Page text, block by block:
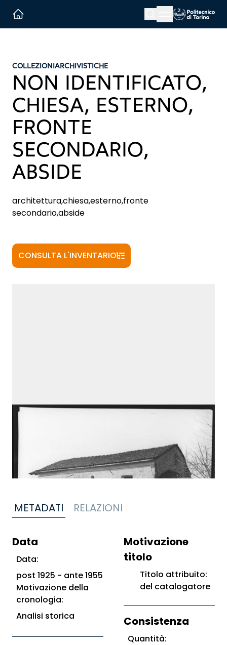
Menu button
COLLEZIONIARCHIVISTICHE
NON IDENTIFICATO,
CHIESA, ESTERNO,
FRONTE
SECONDARIO,
ABSIDE
architettura,chiesa,esterno,fronte
secondario,abside
CONSULTA L'INVENTARIO
METADATI RELAZIONI
Data
Data:
post 1925 - ante 1955
Motivazione della
cronologia:
Analisi storica
Motivazione
titolo
Titolo attribuito:
del catalogatore
Consistenza
Quantità: